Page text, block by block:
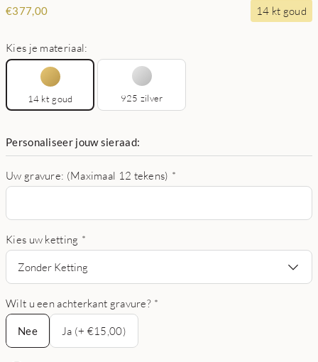
€377,00 14 kt goud
Kies je materiaal:
14 kt goud 925 zilver
Personaliseer jouw sieraad:
Uw gravure: (Maximaal 12 tekens) *
Kies uw ketting *
Zonder Ketting
Wilt u een achterkant gravure? *
Nee
Nee
Ja (+ €15,00)